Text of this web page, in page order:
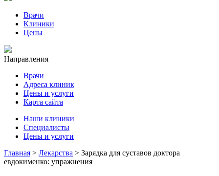
Врачи
Клиники
Цены
Направления
Врачи
Адреса клиник
Цены и услуги
Карта сайта
Наши клиники
Специалисты
Цены и услуги
Главная > Лекарства > Зарядка для суставов доктора
евдокименко: упражнения